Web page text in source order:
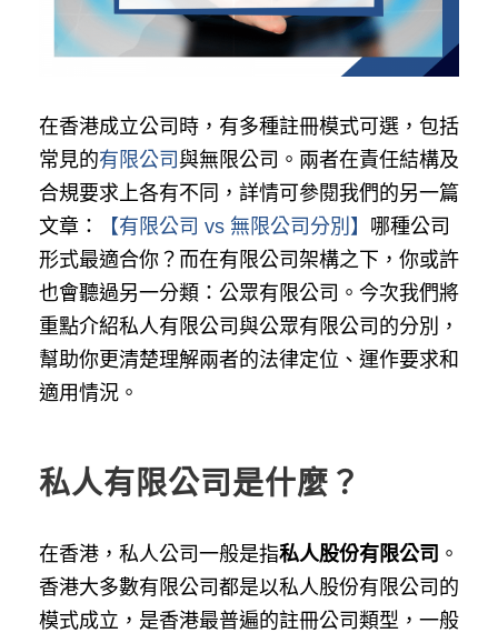
在香港成立公司時，有多種註冊模式可選，包括
常見的有限公司與無限公司。兩者在責任結構及
合規要求上各有不同，詳情可參閱我們的另一篇
文章：
【有限公司 vs 無限公司分別】 哪種公司
形式最適合你？而在有限公司架構之下，你或許
也會聽過另一分類：公眾有限公司。今次我們將
重點介紹私人有限公司與公眾有限公司的分別，
幫助你更清楚理解兩者的法律定位、運作要求和
適用情況。
私人有限公司是什麼？
在香港，私人公司一般是指私人股份有限公司 。
香港大多數有限公司都是以私人股份有限公司的
模式成立，是香港最普遍的註冊公司類型，一般